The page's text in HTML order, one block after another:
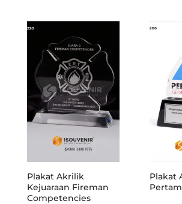
Plakat Akrilik
Kejuaraan Fireman
Competencies
Plakat